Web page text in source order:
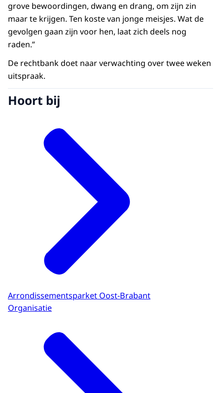
grove bewoordingen, dwang en drang, om zijn zin
maar te krijgen. Ten koste van jonge meisjes. Wat de
gevolgen gaan zijn voor hen, laat zich deels nog
raden.”
De rechtbank doet naar verwachting over twee weken
uitspraak.
Hoort bij
Arrondissementsparket Oost-Brabant
Organisatie